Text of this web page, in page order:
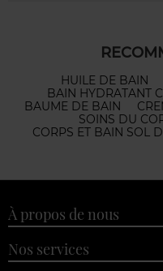
HUILE DE BAIN
BAIN HYDRATANT
BAUME DE BAIN
SOINS DU
CORPS ET BAIN SOL
À propos de nous
Nos services